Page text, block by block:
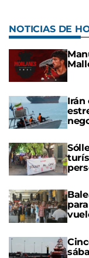
NOTICIAS DE
Irán